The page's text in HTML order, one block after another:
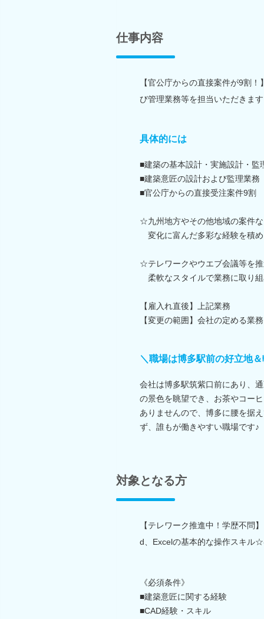
仕事内容
【官公庁からの直接案件が9割
び管理業務等を担当いただきま
具体的には
■建築の基本設計・実施設計・監
■建築意匠の設計および監理業務
■官公庁からの直接受注案件9割
☆九州地方やその他地域の案件
変化に富んだ多彩な経験を積
☆テレワークやウエブ会議等を
柔軟なスタイルで業務に取り
【雇入れ直後】上記業務
【変更の範囲】会社の定める業務
＼職場は博多駅前の好立地
会社は博多駅筑紫口前にあり、
の景色を眺望でき、お茶やコー
ありませんので、博多に腰を据
ず、誰もが働きやすい職場です♪
対象となる方
【テレワーク推進中！学歴不
d、Excelの基本的な操作スキル
《必須条件》
■建築意匠に関する経験
■CAD経験・スキル